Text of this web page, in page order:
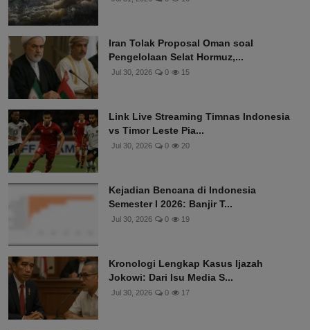
Iran Tolak Proposal Oman soal
Pengelolaan Selat Hormuz,...
Jul 30, 2026 0 15
Link Live Streaming Timnas Indonesia
vs Timor Leste Pia...
Jul 30, 2026 0 20
Kejadian Bencana di Indonesia
Semester I 2026: Banjir T...
Jul 30, 2026 0 19
Kronologi Lengkap Kasus Ijazah
Jokowi: Dari Isu Media S...
Jul 30, 2026 0 17